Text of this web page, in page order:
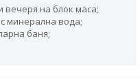
вечеря на блок маса;
минерална вода;
баня;